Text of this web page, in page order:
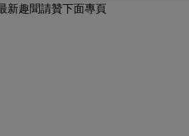
新趣聞請贊下面專頁